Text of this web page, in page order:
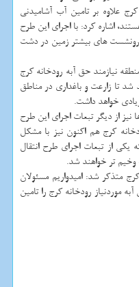
علاوه بر تامین آب آشامیدنی
اشاره کرد: با اجرای این طرح
های بیشتر زمین در دشت
نیازمند حق آبه رودخانه کرج
تا زارعت و باغداری در مناطق
خواهد داشت.
نیز از دیگر تبعات اجرای این طرح
کرج هم اکنون نیز با مشکل
از تبعات اجرای طرح انتقال
وخیم تر خواهند شد.
شد: امیدواریم مسئولان
موردنیاز رودخانه کرج را تامین